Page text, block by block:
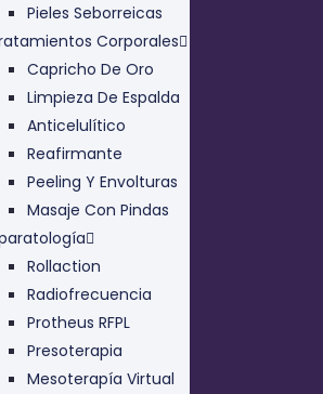
Pieles Seborreicas
Corporales
Capricho De Oro
Limpieza De Espalda
Anticelulítico
Reafirmante
Peeling Y Envolturas
Masaje Con Pindas
Rollaction
Radiofrecuencia
Protheus RFPL
Presoterapia
Mesoterapía Virtual